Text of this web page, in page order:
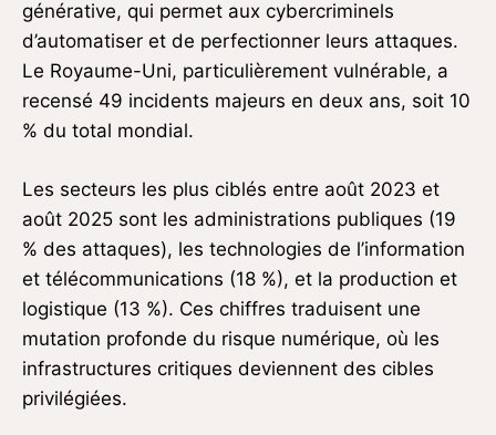
générative, qui permet aux cybercriminels
d’automatiser et de perfectionner leurs attaques.
Le Royaume-Uni, particulièrement vulnérable, a
recensé 49 incidents majeurs en deux ans, soit 10
% du total mondial.
Les secteurs les plus ciblés entre août 2023 et
août 2025 sont les administrations publiques (19
% des attaques), les technologies de l’information
et télécommunications (18 %), et la production et
logistique (13 %). Ces chiffres traduisent une
mutation profonde du risque numérique, où les
infrastructures critiques deviennent des cibles
privilégiées.